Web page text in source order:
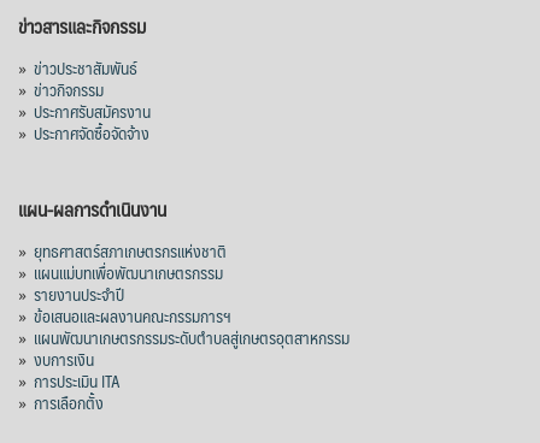
ข่าวสารและกิจกรรม
» ข่าวประชาสัมพันธ์
» ข่าวกิจกรรม
» ประกาศรับสมัครงาน
» ประกาศจัดซื้อจัดจ้าง
แผน-ผลการดำเนินงาน
» ยุทธศาสตร์สภาเกษตรกรแห่งชาติ
» แผนแม่บทเพื่อพัฒนาเกษตรกรรม
» รายงานประจำปี
» ข้อเสนอและผลงานคณะกรรมการฯ
» แผนพัฒนาเกษตรกรรมระดับตำบลสู่เกษตรอุตสาหกรรม
» งบการเงิน
» การประเมิน ITA
» การเลือกตั้ง